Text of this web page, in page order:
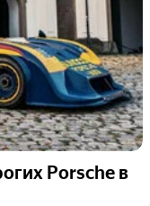
Porsche в